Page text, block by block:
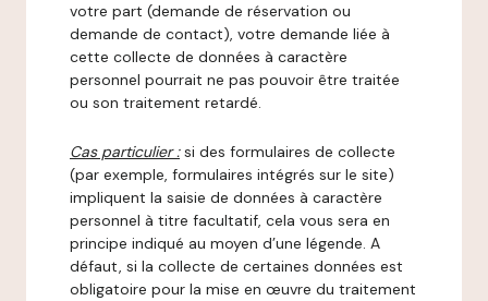
votre part (demande de réservation ou
demande de contact), votre demande liée à
cette collecte de données à caractère
personnel pourrait ne pas pouvoir être traitée
ou son traitement retardé.
Cas particulier : si des formulaires de collecte
(par exemple, formulaires intégrés sur le site)
impliquent la saisie de données à caractère
personnel à titre facultatif, cela vous sera en
principe indiqué au moyen d’une légende. A
défaut, si la collecte de certaines données est
obligatoire pour la mise en œuvre du traitement